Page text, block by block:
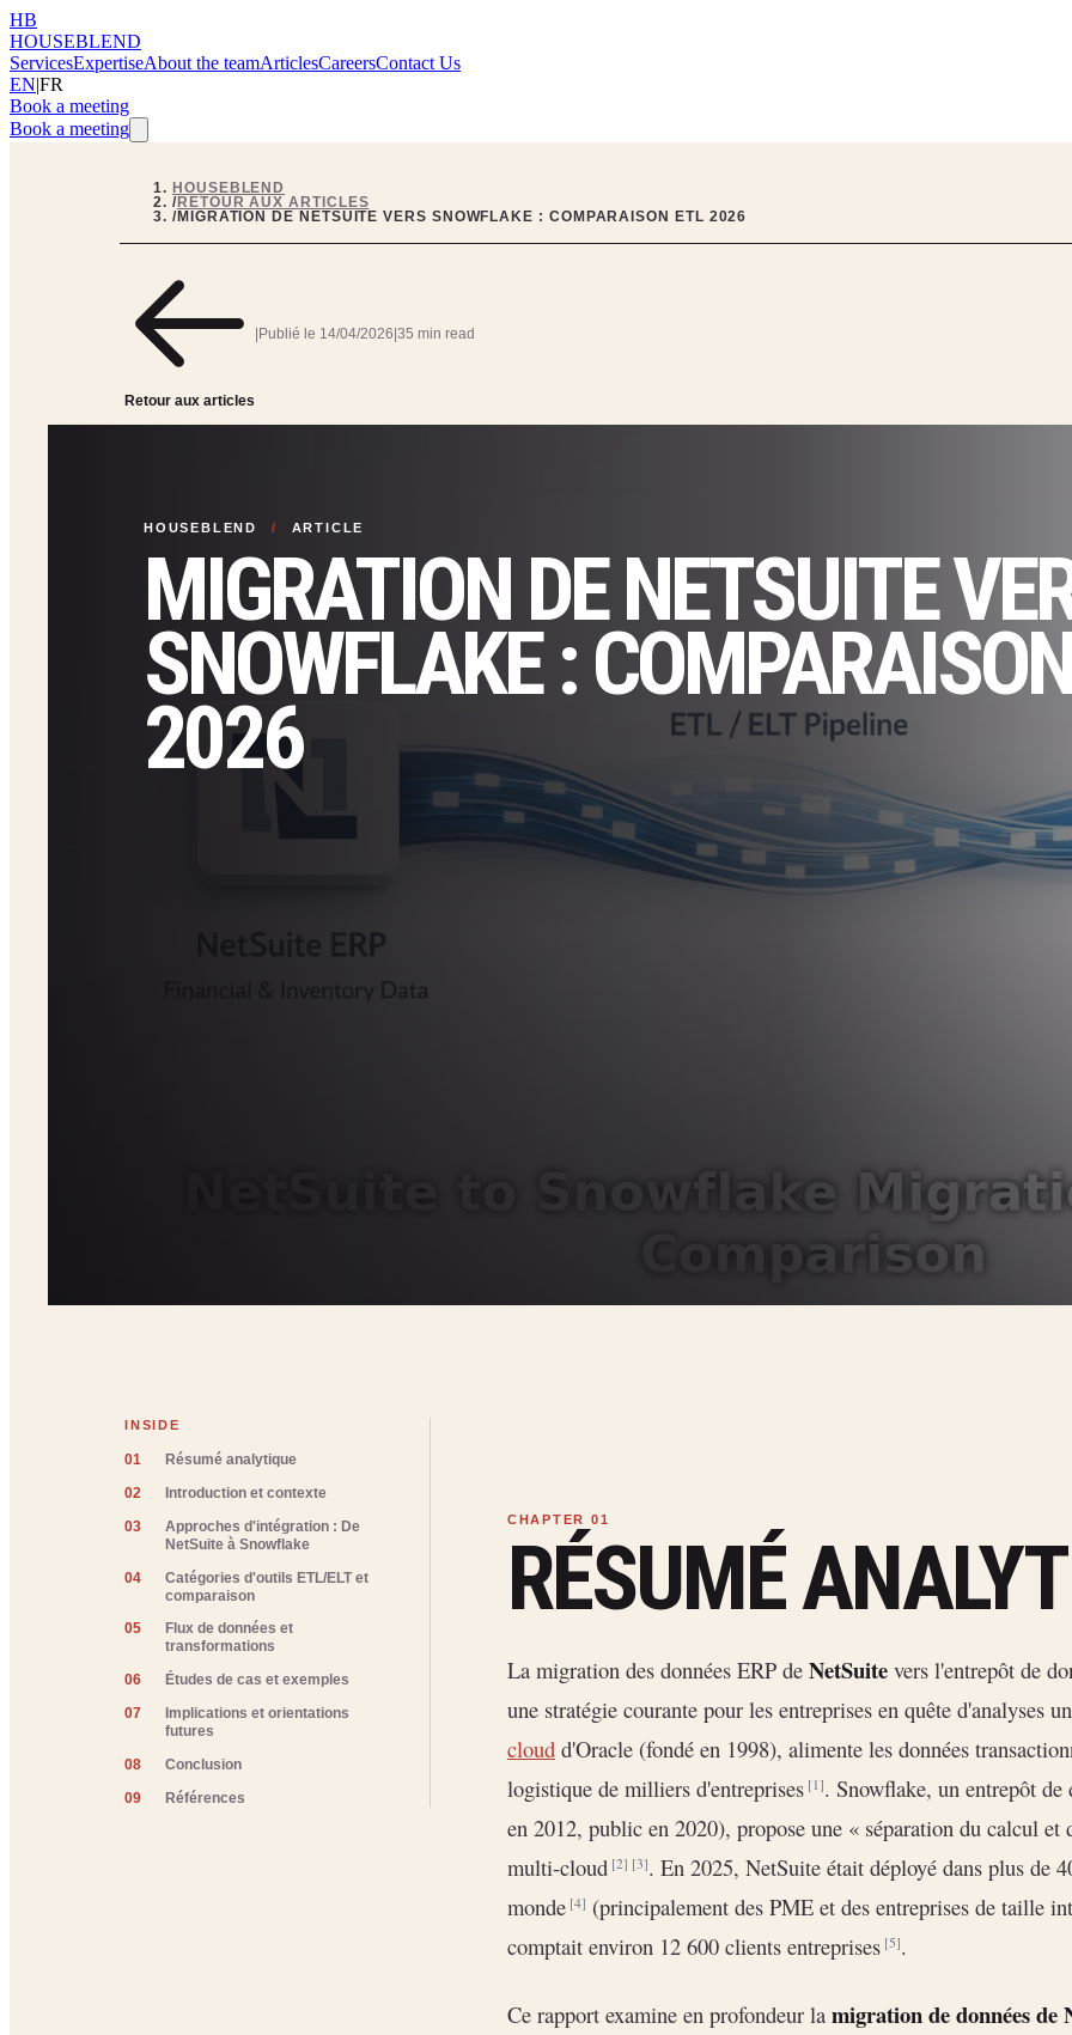
HB
HOUSEBLEND
ServicesExpertiseAbout the teamArticlesCareersContact Us
EN|FR
Book a meeting
Book a meeting
HOUSEBLEND
/RETOUR AUX ARTICLES
/MIGRATION DE NETSUITE VERS SNOWFLAKE : COMPARAISON ETL 2026
Retour aux articles
Publié le 14/04/2026 35 min read
HOUSEBLEND / ARTICLE
MIGRATION DE NETSUITE
SNOWFLAKE :
2026
INSIDE
01 Résumé analytique
02 Introduction et contexte
03
Approches d'intégration : De
NetSuite à Snowflake
04
Catégories d'outils ETL/ELT et
comparaison
05
Flux de données et
transformations
06 Études de cas et exemples
07
Implications et orientations
futures
08 Conclusion
09 Références
RÉSUMÉ
La migration des données ERP de NetSuite vers l'entrepôt de
une stratégie courante pour les entreprises en quête d'analyses
cloud d'Oracle (fondé en 1998), alimente les données
logistique de milliers d'entreprises[1]. Snowflake, un entrepôt
en 2012, public en 2020), propose une « séparation du calcul
multi-cloud[2] [3]. En 2025, NetSuite était déployé dans plus de
monde[4] (principalement des PME et des entreprises de taille
comptait environ 12 600 clients entreprises[5].
Ce rapport examine en profondeur la migration de données de